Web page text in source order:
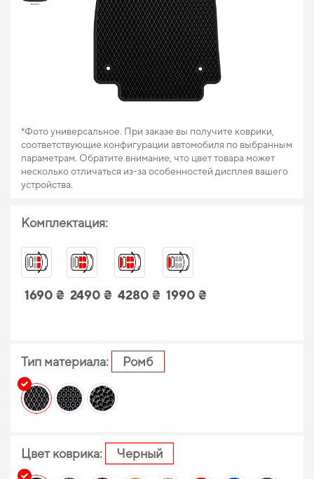
*Фото универсальное. При заказе вы получите коврики,
соответствующие конфигурации автомобиля по выбранным
параметрам. Обратите внимание, что цвет товара может
несколько отличаться из-за особенностей дисплея вашего
устройства.
Комплектация:
1690 ₴ 2490 ₴ 4280 ₴ 1990 ₴
Тип материала: Ромб
Цвет коврика: Черный